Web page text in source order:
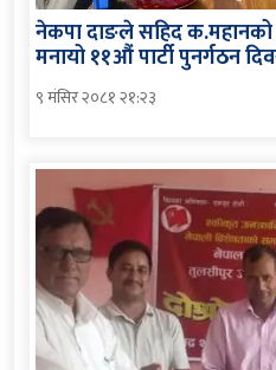
नेकपा दाङले सहिद क.महानको
मनायो ११औं पार्टी पुनर्गठन
९ मंसिर २०८१ २१:२३